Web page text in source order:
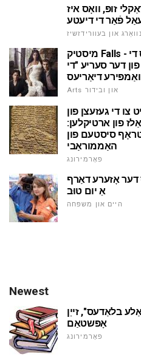
זופּ, וואָס איז
און בעוורידזשיז
מיסטיק Falls - די מיסטעריעז שטאָט, אין וואָס די
דער סעריע "די
Arts און ובידור
די געזעצן פון
פון ארטיקלען:
סיסטעם פון
האַממוראַבי
פאָרמירונג
דער אָזערע דאַרף
אַ יום טוּב
היים און משפּחה
Newest
בלאַדעס", זייַן
אָפּשטאַם
פאָרמירונג